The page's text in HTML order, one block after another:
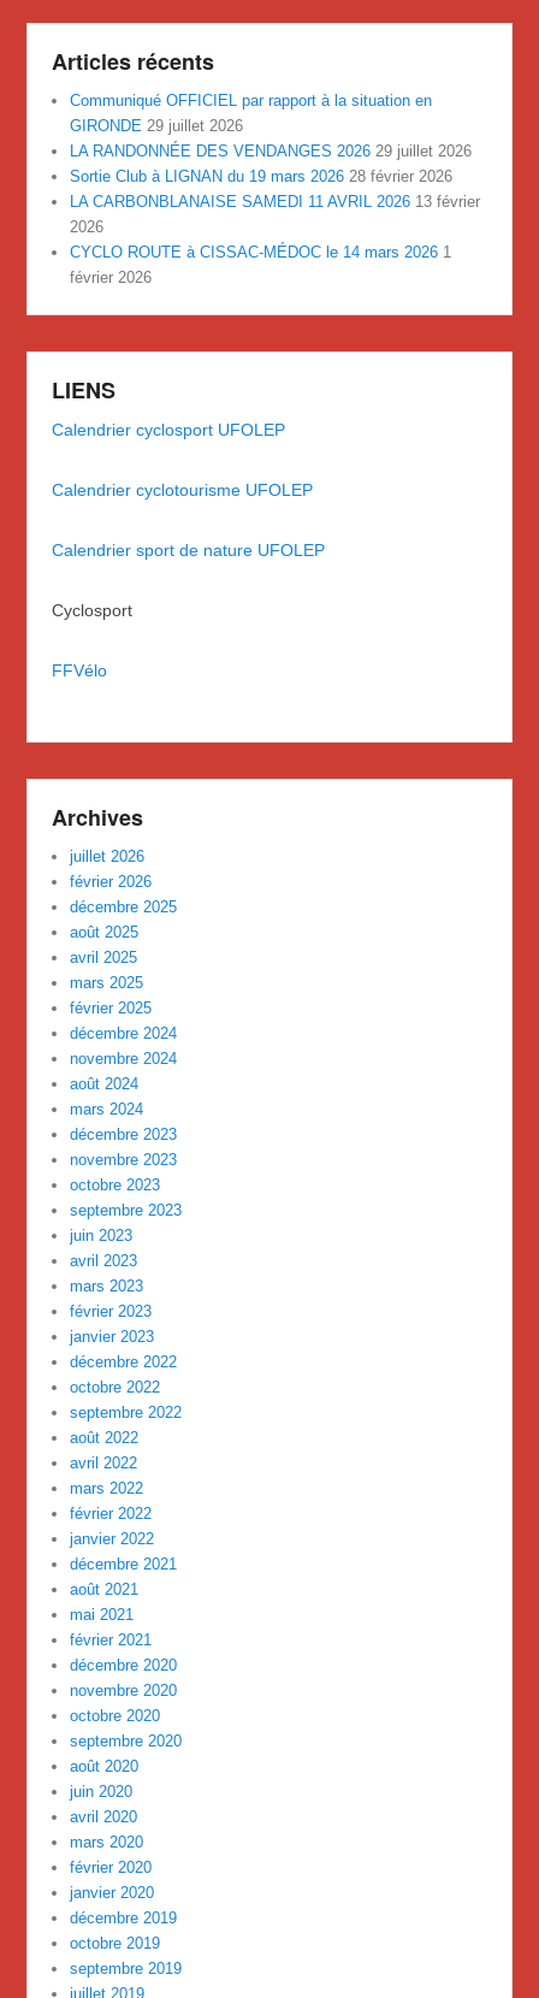
Articles récents
Communiqué OFFICIEL par rapport à la situation en
GIRONDE 29 juillet 2026
LA RANDONNÉE DES VENDANGES 2026 29 juillet 2026
Sortie Club à LIGNAN du 19 mars 2026 28 février 2026
LA CARBONBLANAISE SAMEDI 11 AVRIL 2026 13 février
2026
CYCLO ROUTE à CISSAC-MÉDOC le 14 mars 2026 1
février 2026
LIENS
Calendrier cyclosport UFOLEP
Calendrier cyclotourisme UFOLEP
Calendrier sport de nature UFOLEP
Cyclosport
FFVélo
Archives
juillet 2026
février 2026
décembre 2025
août 2025
avril 2025
mars 2025
février 2025
décembre 2024
novembre 2024
août 2024
mars 2024
décembre 2023
novembre 2023
octobre 2023
septembre 2023
juin 2023
avril 2023
mars 2023
février 2023
janvier 2023
décembre 2022
octobre 2022
septembre 2022
août 2022
avril 2022
mars 2022
février 2022
janvier 2022
décembre 2021
août 2021
mai 2021
février 2021
décembre 2020
novembre 2020
octobre 2020
septembre 2020
août 2020
juin 2020
avril 2020
mars 2020
février 2020
janvier 2020
décembre 2019
octobre 2019
septembre 2019
juillet 2019